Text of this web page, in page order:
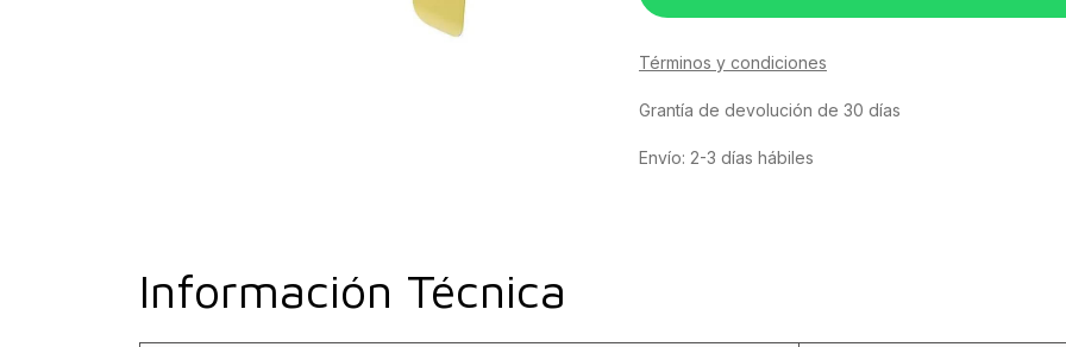
Términos y condiciones
Grantía de devolución de 30 días
Envío: 2-3 días hábiles
Información Técnica